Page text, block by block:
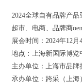
2024全球自有品牌产品
超市、电商、品牌商
展会时间：2024年12月
地点：上海新国际博览
主办单位：上海市品牌
承办单位：跨采（上海